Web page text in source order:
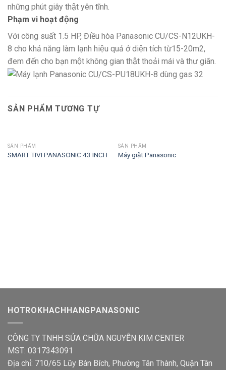
những phút giây thật yên tĩnh.
Phạm vi hoạt động
Với công suất 1.5 HP, Điều hòa Panasonic CU/CS-N12UKH-
8 cho khả năng làm lạnh hiệu quả ở diện tích từ15-20m2,
đem đến cho bạn một không gian thật thoải mái và thư giãn.
SẢN PHẨM TƯƠNG TỰ
SẢN PHẨM
SMART TIVI PANASONIC 43 INCH
SẢN PHẨM
Máy giặt Panasonic
HOTROKHACHHANGPANASONIC
CÔNG TY TNHH SỬA CHỮA NGUYỄN KIM CENTER
MST: 0317343091
Địa chỉ: 710/65 Lũy Bán Bích, Phường Tân Thành, Quận Tân